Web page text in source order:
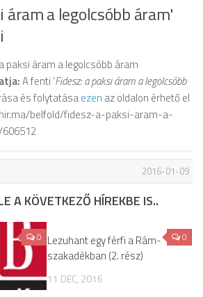
áram a legolcsóbb áram'
paksi áram a legolcsóbb áram
A fenti 'Fidesz: a paksi áram a legolcsóbb
és folytatásaezen az oldalon érhető el
belfold/fidesz-a-paksi-aram-a-
2016-01-09
A KÖVETKEZŐ HÍREKBE IS..
0 0
Lezuhant egy férfi a Rám-
szakadékban (2. rész)
11 DEC, 2016